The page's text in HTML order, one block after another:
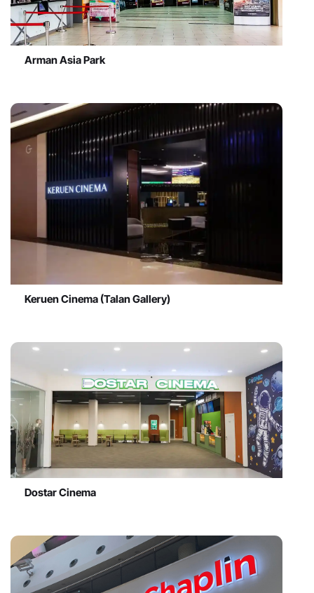
Arman Asia Park
Keruen Cinema (Talan Gallery)
Dostar Cinema